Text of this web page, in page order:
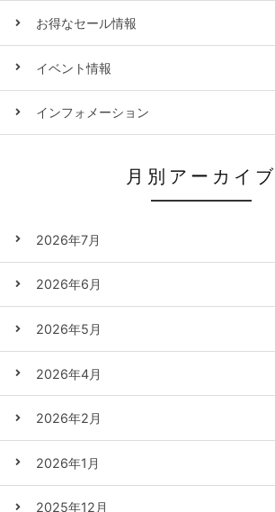
お得なセール情報
イベント情報
インフォメーション
月別アーカイブ
2026年7月
2026年6月
2026年5月
2026年4月
2026年2月
2026年1月
2025年12月